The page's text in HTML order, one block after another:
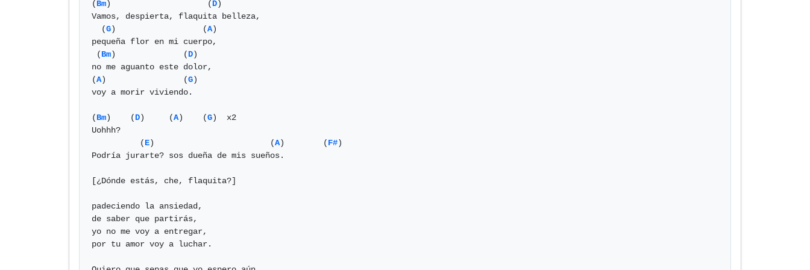
(Bm)                    (D)
Vamos, despierta, flaquita belleza,
  (
G)                  (A)
pequeña flor en mi cuerpo,
(Bm)              (D)
no me aguanto este dolor,
(A)                (G)
voy a morir viviendo.
(Bm)    (D)     (A)    (G)  x2
Uohhh?
          (
E)                        (A)        (F#)
Podría jurarte? sos dueña de mis sueños.
[¿Dónde estás, che, flaquita?]
padeciendo la ansiedad,
de saber que partirás,
yo no me voy a entregar,
por tu amor voy a luchar.